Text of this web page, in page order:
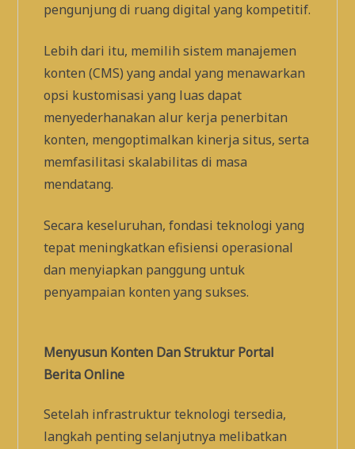
pengunjung di ruang digital yang kompetitif.
Lebih dari itu, memilih sistem manajemen
konten (CMS) yang andal yang menawarkan
opsi kustomisasi yang luas dapat
menyederhanakan alur kerja penerbitan
konten, mengoptimalkan kinerja situs, serta
memfasilitasi skalabilitas di masa
mendatang.
Secara keseluruhan, fondasi teknologi yang
tepat meningkatkan efisiensi operasional
dan menyiapkan panggung untuk
penyampaian konten yang sukses.
Menyusun Konten Dan Struktur Portal
Berita Online
Setelah infrastruktur teknologi tersedia,
langkah penting selanjutnya melibatkan